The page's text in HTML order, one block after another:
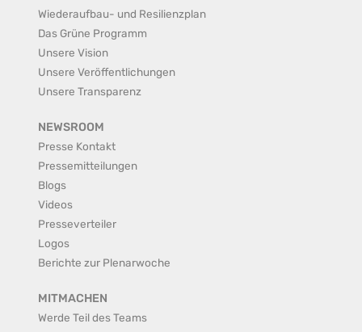
Wiederaufbau- und Resilienzplan
Das Grüne Programm
Unsere Vision
Unsere Veröffentlichungen
Unsere Transparenz
NEWSROOM
Presse Kontakt
Pressemitteilungen
Blogs
Videos
Presseverteiler
Logos
Berichte zur Plenarwoche
MITMACHEN
Werde Teil des Teams